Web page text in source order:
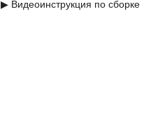
▶ Видеоинструкция по сборке